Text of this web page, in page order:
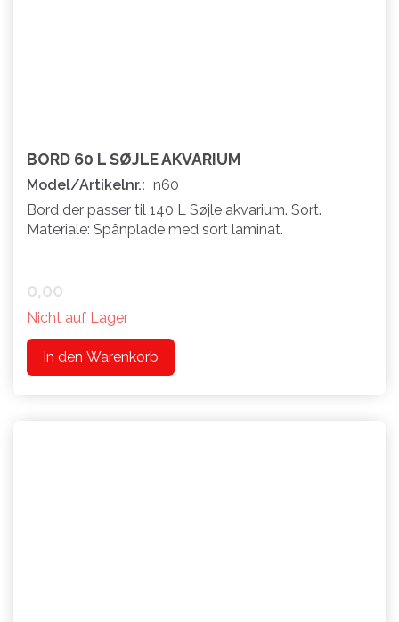
BORD 60 L SØJLE AKVARIUM
Model/Artikelnr.: n60
Bord der passer til 140 L Søjle akvarium. Sort.
Materiale: Spånplade med sort laminat.
0,00
Nicht auf Lager
In den Warenkorb